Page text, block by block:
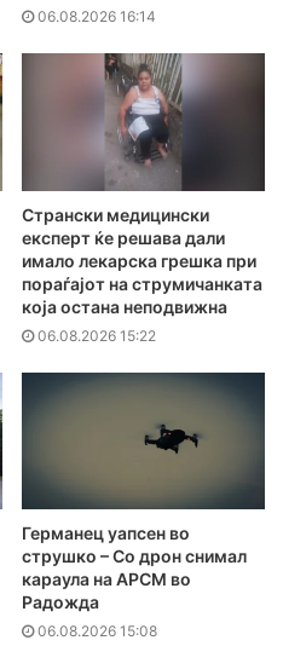
06.08.2026 16:14
Странски медицински
експерт ќе решава дали
имало лекарска грешка при
пораѓајот на струмичанката
која остана неподвижна
06.08.2026 15:22
Германец уапсен во
струшко – Со дрон снимал
караула на АРСМ во
Радожда
06.08.2026 15:08